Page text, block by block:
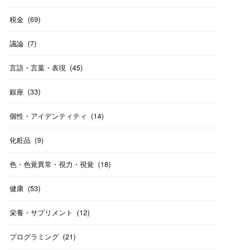
税金 (69)
議論 (7)
言語・言葉・表現 (45)
銀座 (33)
個性・アイデンティティ (14)
化粧品 (9)
色・色覚異常・視力・視覚 (18)
健康 (53)
栄養・サプリメント (12)
プログラミング (21)